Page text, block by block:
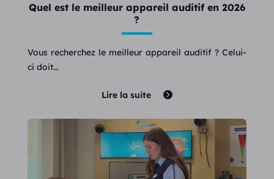
Quel est le meilleur appareil auditif en 2026
?
Vous recherchez le meilleur appareil auditif ? Celui-
ci doit...
Lire la suite